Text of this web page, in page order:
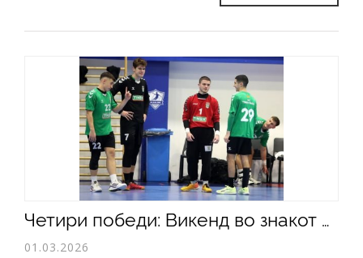
​Четири победи: Викенд во знакот на Тинекс Пролет
01.03.2026